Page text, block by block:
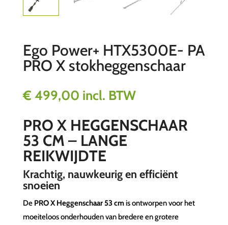
Ego Power+ HTX5300E- PA
PRO X stokheggenschaar
€ 499,00 incl. BTW
PRO X HEGGENSCHAAR
53 CM – LANGE
REIKWIJDTE
Krachtig, nauwkeurig en efficiënt
snoeien
De PRO X Heggenschaar 53 cmis ontworpen voor het
moeiteloos onderhouden van bredere en grotere